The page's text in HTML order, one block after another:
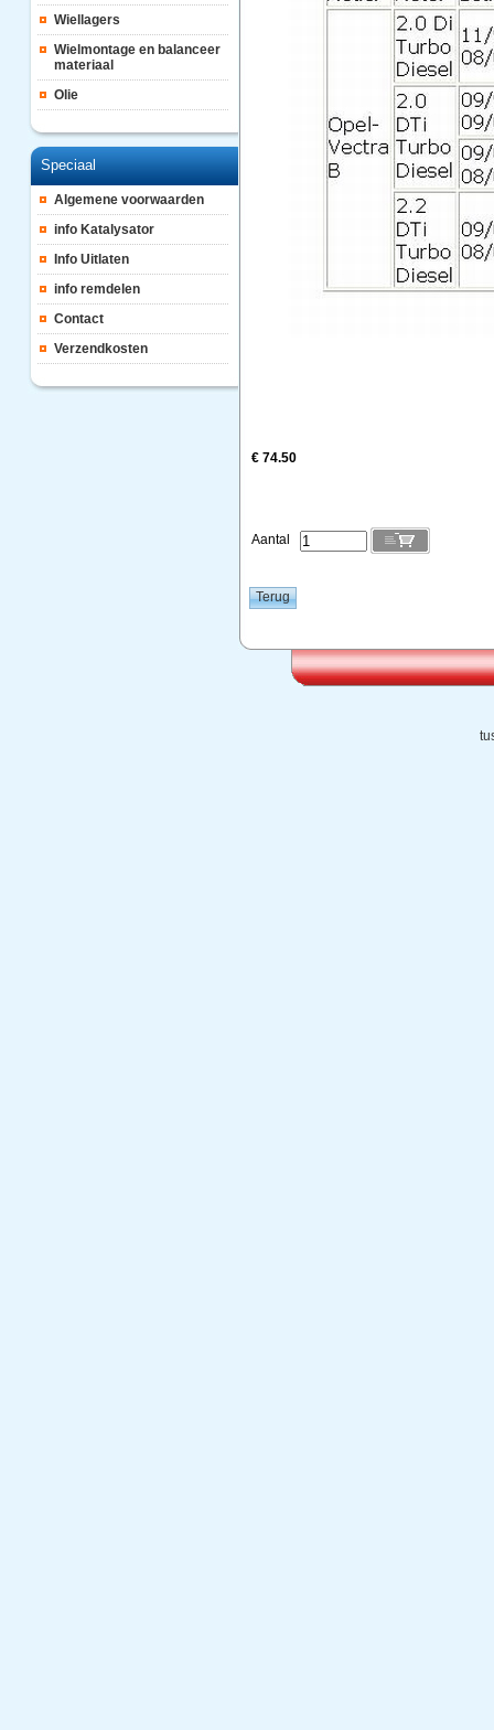
Wiellagers
Wielmontage en balanceer
materiaal
Olie
Speciaal
Algemene voorwaarden
info Katalysator
Info Uitlaten
info remdelen
Contact
Verzendkosten
€ 74.50
Aantal